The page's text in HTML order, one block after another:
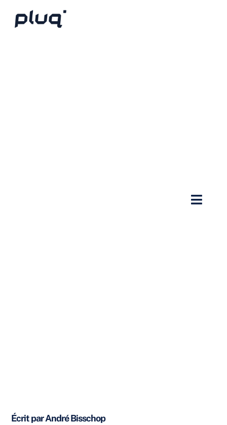
Écrit par André Bisschop